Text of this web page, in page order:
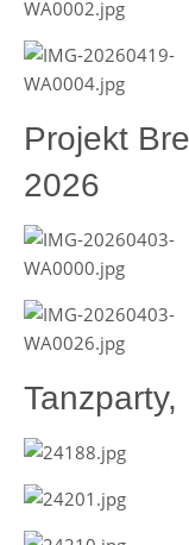
Projekt
2026